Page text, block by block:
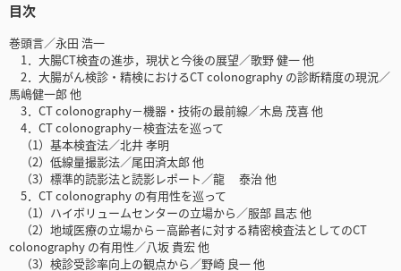
目次
巻頭言／永田 浩一
1．大腸CT検査の進歩，現状と今後の展望／歌野 健一 他
2．大腸がん検診・精検におけるCT colonography の診断精度の現況／
馬嶋健一郎 他
3．CT colonography－機器・技術の最前線／木島 茂喜 他
4．CT colonography－検査法を巡って
（1）基本検査法／北井 孝明
（2）低線量撮影法／尾田済太郎 他
（3）標準的読影法と読影レポート／龍 泰治 他
5．CT colonography の有用性を巡って
（1）ハイボリュームセンターの立場から／服部 昌志 他
（2）地域医療の立場から－高齢者に対する精密検査法としてのCT
colonography の有用性／八坂 貴宏 他
（3）検診受診率向上の観点から／野崎 良一 他